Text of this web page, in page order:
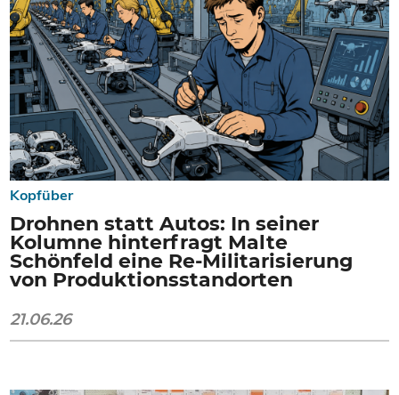
Kopfüber
Drohnen statt Autos: In seiner
Kolumne hinterfragt Malte
Schönfeld eine Re-Militarisierung
von Produktionsstandorten
21.06.26